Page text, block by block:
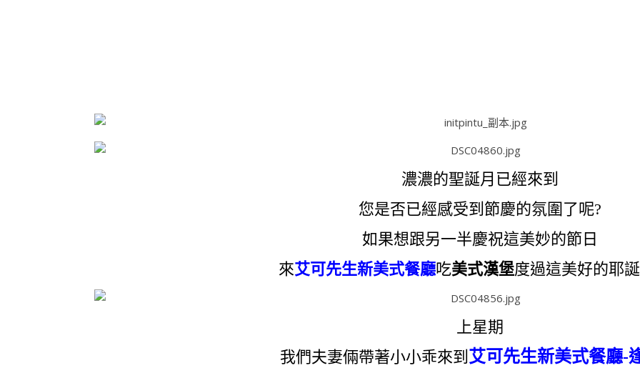
濃濃的聖誕月已經來到
您是否已經感受到節慶的氛圍了呢?
如果想跟另一半慶祝這美妙的節日
來艾可先生新美式餐廳吃美式漢堡度過這美好的耶
上星期
我們夫妻倆帶著小小乖來到 艾可先生新美式餐廳-